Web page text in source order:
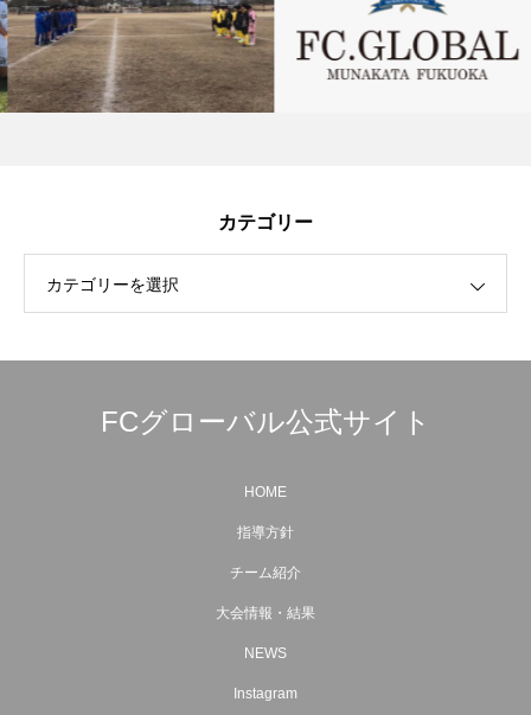
カテゴリー
カテゴリーを選択
FCグローバル公式サイト
HOME
指導方針
チーム紹介
大会情報・結果
NEWS
Instagram